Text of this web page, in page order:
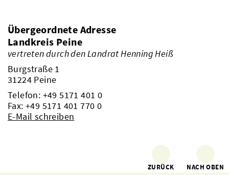
Übergeordnete Adresse
Landkreis Peine
vertreten durch den Landrat Henning Heiß
Burgstraße 1
31224 Peine
Telefon: +49 5171 401 0
Fax: +49 5171 401 770 0
E-Mail schreiben
ZURÜCK NACH OBEN